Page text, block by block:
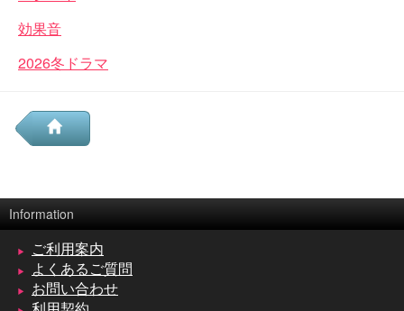
効果音
2026冬ドラマ
Information
ご利用案内
よくあるご質問
お問い合わせ